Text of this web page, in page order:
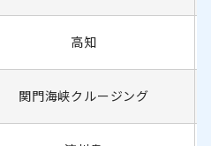
高知
関門海峡クルージング